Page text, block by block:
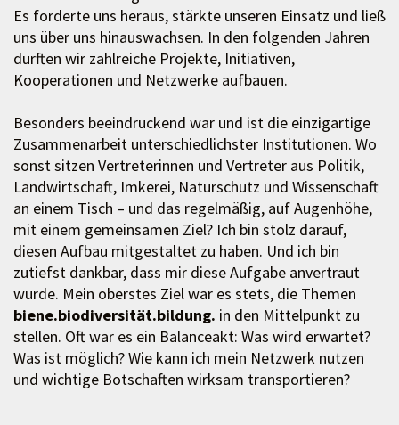
Es forderte uns heraus, stärkte unseren Einsatz und ließ
uns über uns hinauswachsen. In den folgenden Jahren
durften wir zahlreiche Projekte, Initiativen,
Kooperationen und Netzwerke aufbauen.
Besonders beeindruckend war und ist die einzigartige
Zusammenarbeit unterschiedlichster Institutionen. Wo
sonst sitzen Vertreterinnen und Vertreter aus Politik,
Landwirtschaft, Imkerei, Naturschutz und Wissenschaft
an einem Tisch – und das regelmäßig, auf Augenhöhe,
mit einem gemeinsamen Ziel? Ich bin stolz darauf,
diesen Aufbau mitgestaltet zu haben. Und ich bin
zutiefst dankbar, dass mir diese Aufgabe anvertraut
wurde. Mein oberstes Ziel war es stets, die Themen
biene.biodiversität.bildung. in den Mittelpunkt zu
stellen. Oft war es ein Balanceakt: Was wird erwartet?
Was ist möglich? Wie kann ich mein Netzwerk nutzen
und wichtige Botschaften wirksam transportieren?